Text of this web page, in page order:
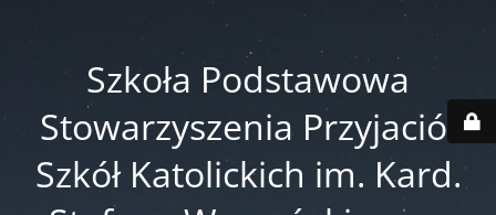
Szkoła Podstawowa
Stowarzyszenia Przyjaciół
Szkół Katolickich im. Kard.